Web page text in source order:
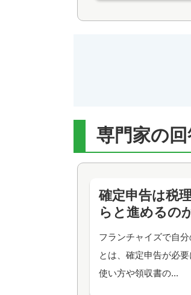
専門家の
確定申告は税
らと進めるの
フランチャイズで自
とは、確定申告が必
使い方や領収書の...